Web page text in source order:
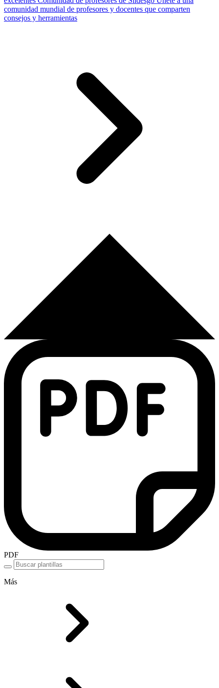
comunidad mundial de profesores y docentes que comparten
consejos y herramientas
PDF
Más